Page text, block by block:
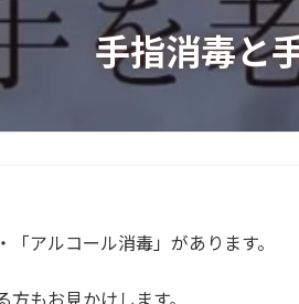
手指消毒と
アルコール消毒」があります。
もお見かけします。